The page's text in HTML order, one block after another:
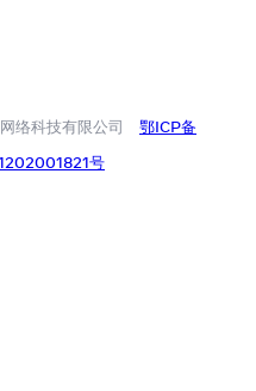
络科技有限公司
鄂ICP备
号